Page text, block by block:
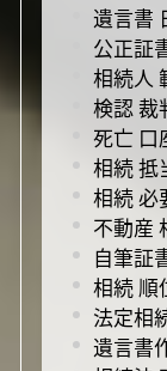
遺言書
公正証
相続人
検認 裁
死亡 口
相続 抵
相続 必
不動産
自筆証
相続 順
法定相
遺言書